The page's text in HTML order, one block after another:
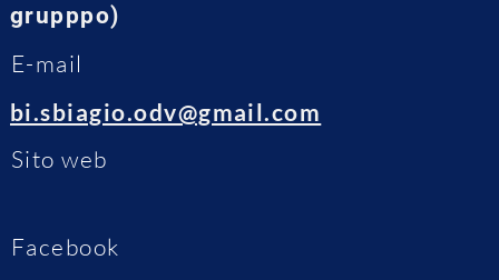
grupppo)
E-mail
bi.sbiagio.odv@gmail.com
Sito web
Facebook